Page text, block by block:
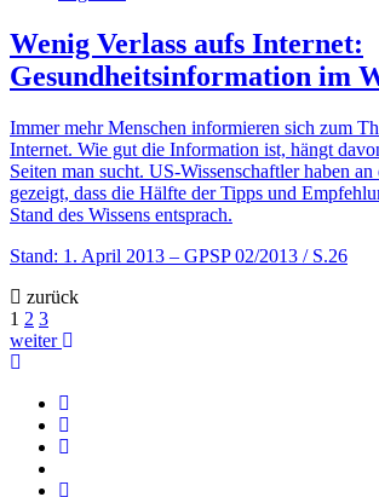
Wenig Verlass aufs Internet:
Gesundheitsinformation im
Immer mehr Menschen informieren sich zum
Internet. Wie gut die Information ist, hängt
Seiten man sucht. US-Wissenschaftler haben
gezeigt, dass die Hälfte der Tipps und
Stand des Wissens entsprach.
Stand: 1. April 2013 – GPSP 02/2013 / S.26
zurück
1 2 3
weiter